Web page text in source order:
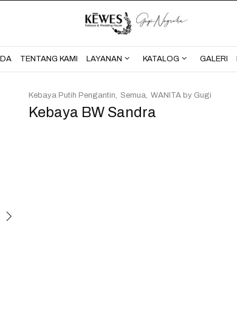
BERANDA
TENTANG KAMI LAYANAN KATALOG GALERI
Kebaya BW Sandra
Kebaya Putih Pengantin Semua WANITA by Gugi